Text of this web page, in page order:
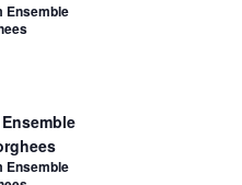
Ensemble
Ensemble